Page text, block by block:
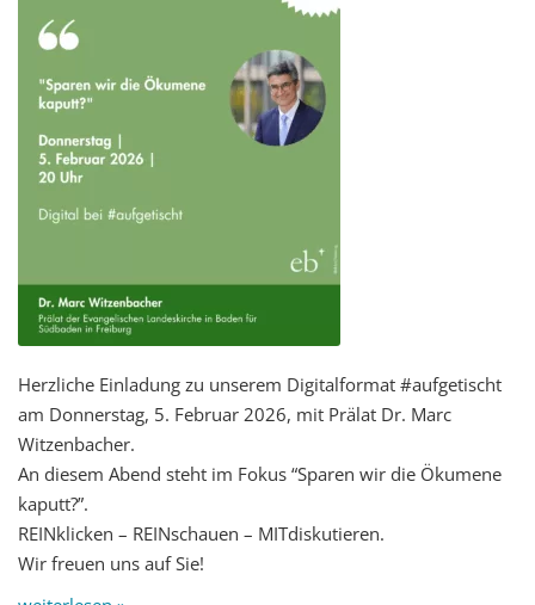
Herzliche Einladung zu unserem Digitalformat #aufgetischt
am Donnerstag, 5. Februar 2026, mit Prälat Dr. Marc
Witzenbacher.
An diesem Abend steht im Fokus “Sparen wir die Ökumene
kaputt?”.
REINklicken – REINschauen – MITdiskutieren.
Wir freuen uns auf Sie!